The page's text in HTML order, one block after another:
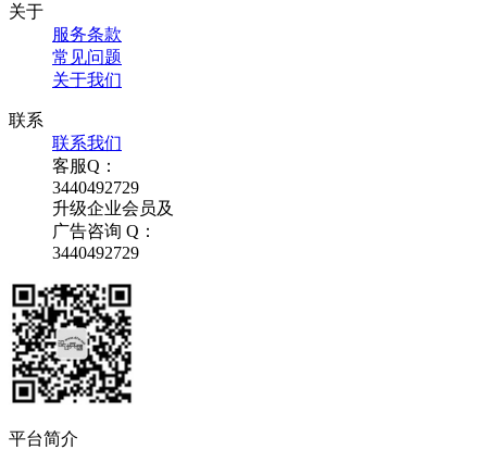
关于
服务条款
常见问题
关于我们
联系
联系我们
客服Q：
3440492729
升级企业会员及
广告咨询 Q：
3440492729
平台简介